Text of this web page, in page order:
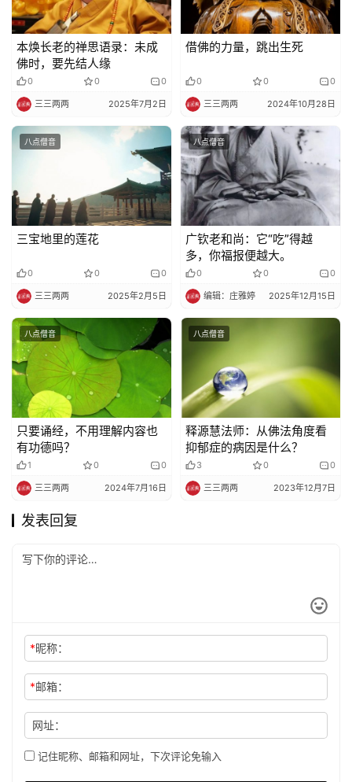
本焕长老的禅思语录：未成
佛时，要先结人缘
0 0 0
三三两两 2025年7月2日
借佛的力量，跳出生死
0 0 0
三三两两 2024年10月28日
八点僧音
三宝地里的莲花
0 0 0
三三两两 2025年2月5日
八点僧音
广钦老和尚：它“吃”得越
多，你福报便越大。
0 0 0
编辑：庄雅婷 2025年12月15日
八点僧音
只要诵经，不用理解内容也
有功德吗？
1 0 0
三三两两 2024年7月16日
八点僧音
释源慧法师：从佛法角度看
抑郁症的病因是什么？
3 0 0
三三两两 2023年12月7日
发表回复
*昵称：
*邮箱：
网址：
记住昵称、邮箱和网址，下次评论免输入